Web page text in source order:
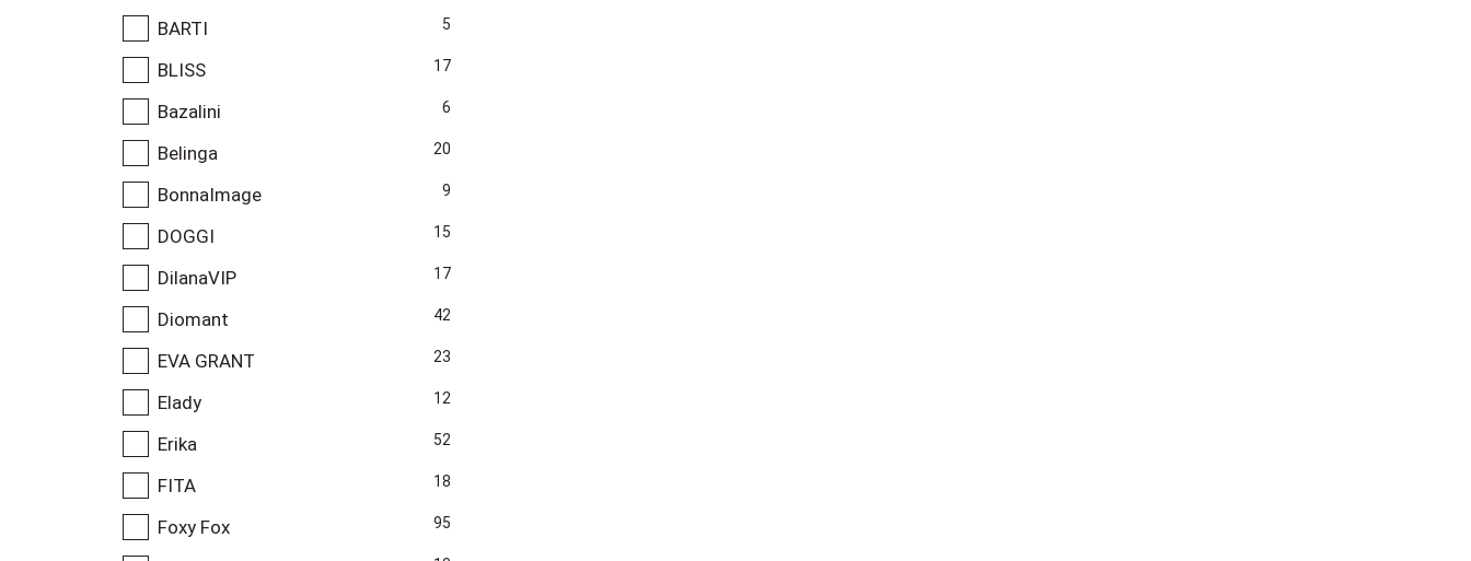
BARTI 5
BLISS 17
Bazalini 6
Belinga 20
BonnaImage 9
DOGGI 15
DilanaVIP 17
Diomant 42
EVA GRANT 23
Elady 12
Erika 52
FITA 18
Foxy Fox 95